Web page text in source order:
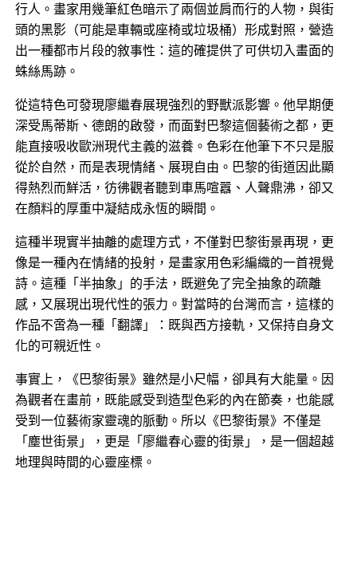
行人。畫家用幾筆紅色暗示了兩個並肩而行的人物，與街
頭的黑影（可能是車輛或座椅或垃圾桶）形成對照，營造
出一種都市片段的敘事性：這的確提供了可供切入畫面的
蛛絲馬跡。
從這特色可發現廖繼春展現強烈的野獸派影響。他早期便
深受馬蒂斯、德朗的啟發，而面對巴黎這個藝術之都，更
能直接吸收歐洲現代主義的滋養。色彩在他筆下不只是服
從於自然，而是表現情緒、展現自由。巴黎的街道因此顯
得熱烈而鮮活，彷彿觀者聽到車馬喧囂、人聲鼎沸，卻又
在顏料的厚重中凝結成永恆的瞬間。
這種半現實半抽離的處理方式，不僅對巴黎街景再現，更
像是一種內在情緒的投射，是畫家用色彩編織的一首視覺
詩。這種「半抽象」的手法，既避免了完全抽象的疏離
感，又展現出現代性的張力。對當時的台灣而言，這樣的
作品不啻為一種「翻譯」：既與西方接軌，又保持自身文
化的可親近性。
事實上，《巴黎街景》雖然是小尺幅，卻具有大能量。因
為觀者在畫前，既能感受到造型色彩的內在節奏，也能感
受到一位藝術家靈魂的脈動。所以《巴黎街景》不僅是
「塵世街景」，更是「廖繼春心靈的街景」，是一個超越
地理與時間的心靈座標。